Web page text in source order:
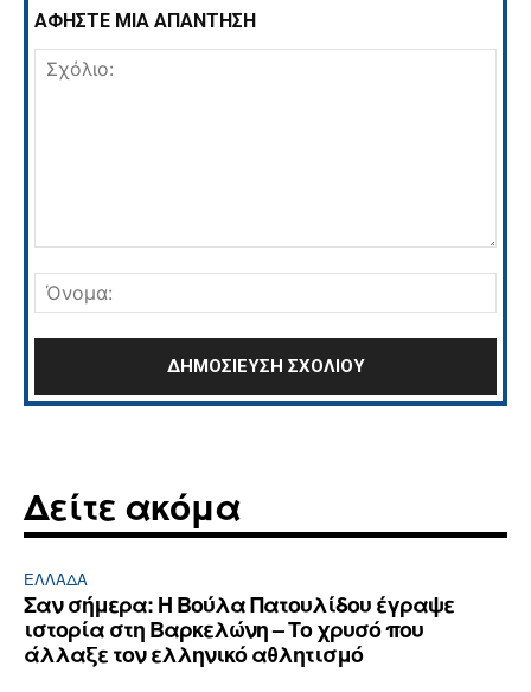
ΑΦΗΣΤΕ ΜΙΑ ΑΠΑΝΤΗΣΗ
Δείτε ακόμα
ΕΛΛΆΔΑ
Σαν σήμερα: Η Βούλα Πατουλίδου έγραψε
ιστορία στη Βαρκελώνη – Το χρυσό που
άλλαξε τον ελληνικό αθλητισμό